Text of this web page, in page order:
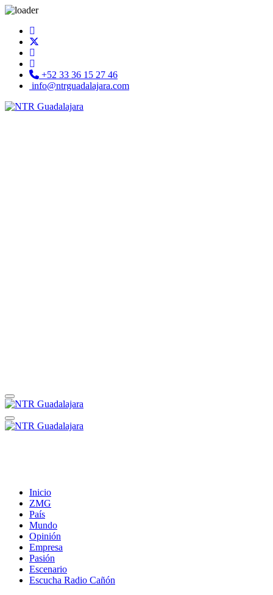
+52 33 36 15 27 46
info@ntrguadalajara.com
Inicio
ZMG
País
Mundo
Opinión
Empresa
Pasión
Escenario
Escucha Radio Cañón